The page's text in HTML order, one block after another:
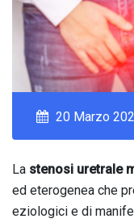
20 Marzo
La stenosi uretrale
ed eterogenea che
eziologici e di